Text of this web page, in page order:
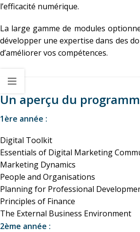
l’efficacité numérique.
La large gamme de modules
développer une expertise dans des
d’améliorer vos compétences.
Un aperçu du
1ère année :
Digital Toolkit
Essentials of Digital Marketing
Marketing Dynamics
People and Organisations
Planning for Professional
Principles of Finance
The External Business Environment
2ème année :